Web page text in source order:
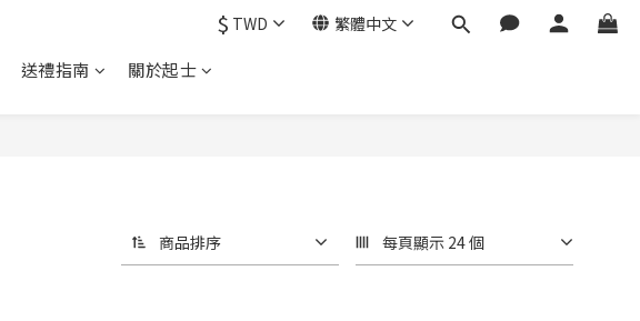
$ TWD 繁體中文
送禮指南 關於起士
商品排序 每頁顯示 24 個